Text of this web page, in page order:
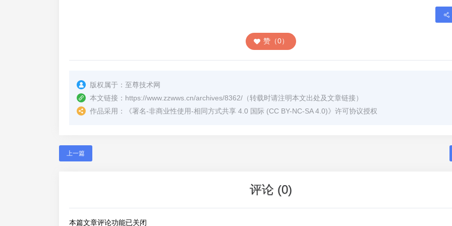
赞（0）
版权属于： 至尊技术网
本文链接： https://www.zzwws.cn/archives/8362/ （转载时请注明本文出处及文章链接）
作品采用：
《署名-非商业性使用-相同方式共享 4.0 国际 (CC BY-NC-SA 4.0)》许可协议授权
上一篇
评论 (0)
本篇文章评论功能已关闭